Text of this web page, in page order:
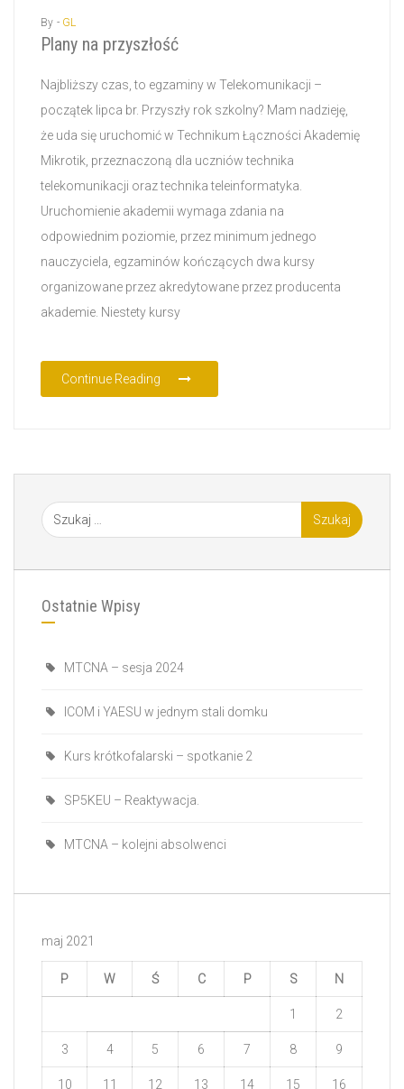
By - GL
Plany na przyszłość
Najbliższy czas, to egzaminy w Telekomunikacji –
początek lipca br. Przyszły rok szkolny? Mam nadzieję,
że uda się uruchomić w Technikum Łączności Akademię
Mikrotik, przeznaczoną dla uczniów technika
telekomunikacji oraz technika teleinformatyka.
Uruchomienie akademii wymaga zdania na
odpowiednim poziomie, przez minimum jednego
nauczyciela, egzaminów kończących dwa kursy
organizowane przez akredytowane przez producenta
akademie. Niestety kursy
Continue Reading
Ostatnie Wpisy
MTCNA – sesja 2024
ICOM i YAESU w jednym stali domku
Kurs krótkofalarski – spotkanie 2
SP5KEU – Reaktywacja.
MTCNA – kolejni absolwenci
maj 2021
P W Ś C P S N
1 2
3 4 5 6 7 8 9
10 11 12 13 14 15 16